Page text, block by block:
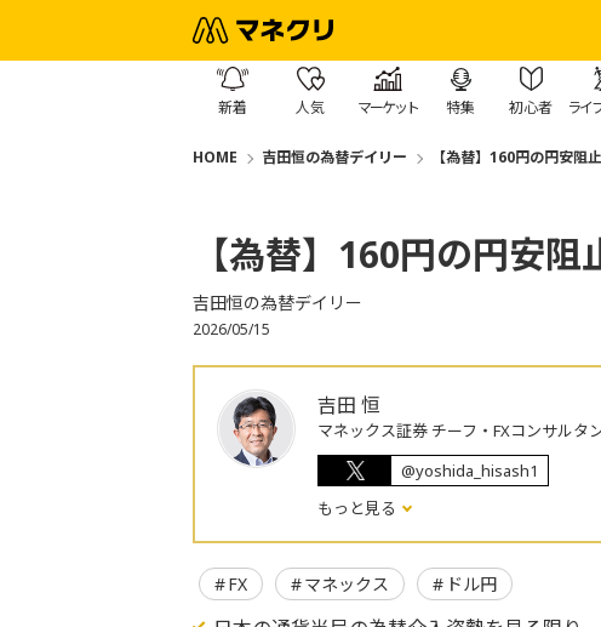
新着 人気 マーケット 特集 初心者 ライ
HOME 吉田恒の為替デイリー 【為替】160円の円安阻
【為替】160円の円安阻
吉田恒の為替デイリー
2026/05/15
吉田 恒
マネックス証券 チーフ・FXコンサルタ
@yoshida_hisash1
もっと見る
FX マネックス ドル円